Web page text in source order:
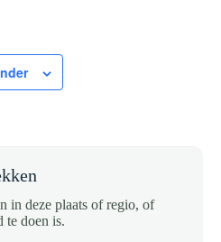
in deze plaats of regio, of
te doen is.